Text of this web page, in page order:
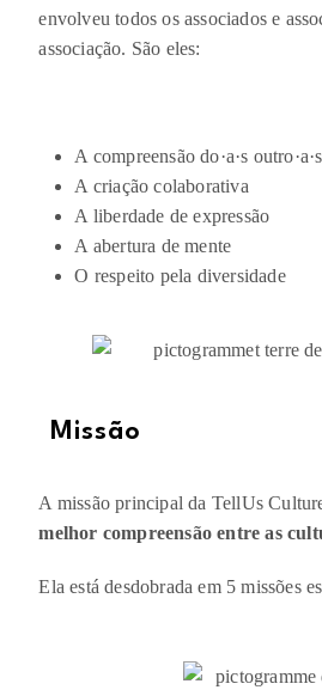
envolveu todos os associados e
associação. São eles:
A compreensão do·a·s outro·a·s
A criação colaborativa
A liberdade de expressão
A abertura de mente
O respeito pela diversidade
Missão
A missão principal da TellUs
melhor compreensão entre as
Ela está desdobrada em 5 missões